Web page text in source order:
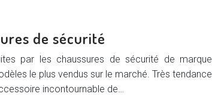
de sécurité
par les chaussures de sécurité de marque
le plus vendus sur le marché. Très tendance
incontournable de…